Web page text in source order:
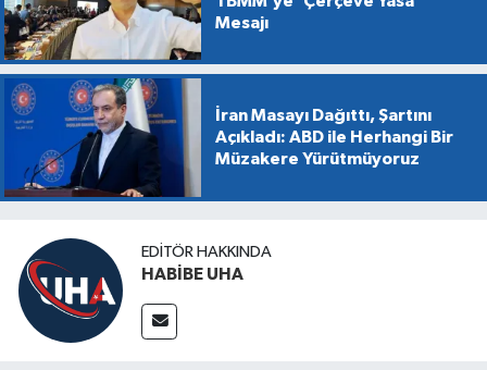
Mesajı
İran Masayı Dağıttı, Şartını
Açıkladı: ABD ile Herhangi Bir
Müzakere Yürütmüyoruz
EDITÖR HAKKINDA
HABİBE UHA